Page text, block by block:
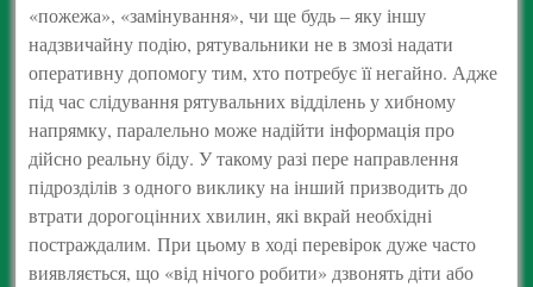
«пожежа», «замінування», чи ще будь – яку іншу
надзвичайну подію, рятувальники не в змозі надати
оперативну допомогу тим, хто потребує її негайно. Адже
під час слідування рятувальних відділень у хибному
напрямку, паралельно може надійти інформація про
дійсно реальну біду. У такому разі пере направлення
підрозділів з одного виклику на інший призводить до
втрати дорогоцінних хвилин, які вкрай необхідні
постраждалим. При цьому в ході перевірок дуже часто
виявляється, що «від нічого робити» дзвонять діти або